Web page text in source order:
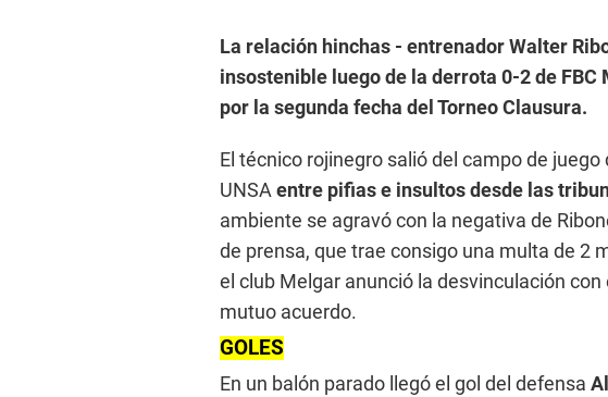
La relación hinchas - entrenador Walter
insostenible luego de la derrota 0-2 de FBC
por la segunda fecha del Torneo Clausura.
El técnico rojinegro salió del campo de
UNSA entre pifias e insultos desde las
ambiente se agravó con la negativa de
de prensa, que trae consigo una multa de 2
el club Melgar anunció la desvinculación
mutuo acuerdo.
GOLES
En un balón parado llegó el gol del defensa